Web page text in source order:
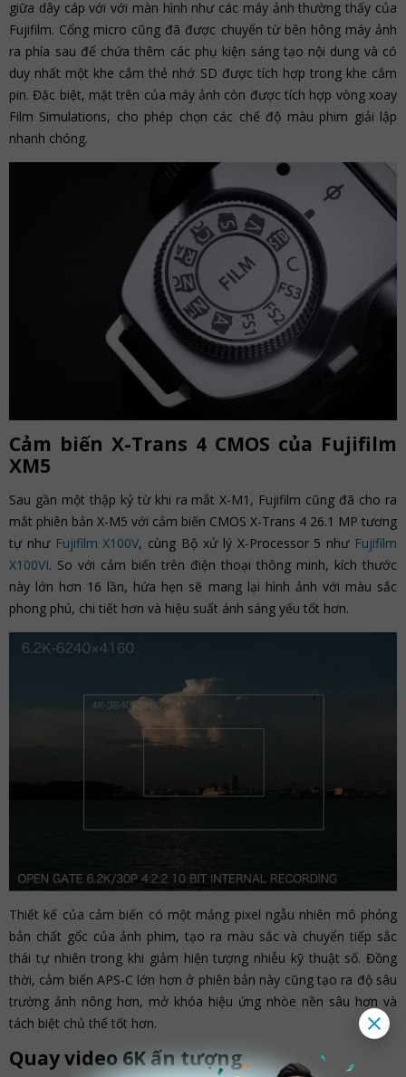
giữa dây cáp với với màn hình như các máy ảnh thường thấy của
Fujifilm. Cổng micro cũng đã được chuyển từ bên hông máy ảnh
ra phía sau để chứa thêm các phụ kiện sáng tạo nội dung và có
duy nhất một khe cắm thẻ nhớ SD được tích hợp trong khe cắm
pin. Đặc biệt, mặt trên của máy ảnh còn được tích hợp vòng xoay
Film Simulations, cho phép chọn các chế độ màu phim giải lập
nhanh chóng.
Cảm biến X-Trans 4 CMOS của Fujifilm
XM5
Sau gần một thập kỷ từ khi ra mắt X-M1, Fujifilm cũng đã cho ra
mắt phiên bản X-M5 với cảm biến CMOS X-Trans 4 26.1 MP tương
tự như Fujifilm X100V, cùng Bộ xử lý X-Processor 5 như Fujifilm
X100VI. So với cảm biến trên điện thoại thông minh, kích thước
này lớn hơn 16 lần, hứa hẹn sẽ mang lại hình ảnh với màu sắc
phong phú, chi tiết hơn và hiệu suất ánh sáng yếu tốt hơn.
Thiết kế của cảm biến có một mảng pixel ngẫu nhiên mô phỏng
bản chất gốc của ảnh phim, tạo ra màu sắc và chuyển tiếp sắc
thái tự nhiên trong khi giảm hiện tượng nhiễu kỹ thuật số. Đồng
thời, cảm biến APS-C lớn hơn ở phiên bản này cũng tạo ra độ sâu
trường ảnh nông hơn, mở khóa hiệu ứng nhòe nền sâu hơn và
tách biệt chủ thể tốt hơn.
Quay video 6K ấn tượng